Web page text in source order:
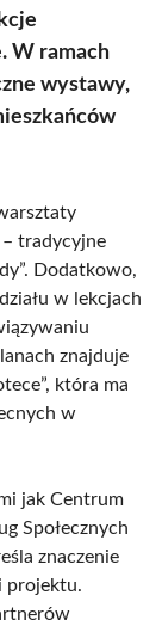
W ramach
wystawy,
– tradycyjne
Dodatkowo,
w lekcjach
znajduje
która ma
w
jak Centrum
Społecznych
znaczenie
projektu.